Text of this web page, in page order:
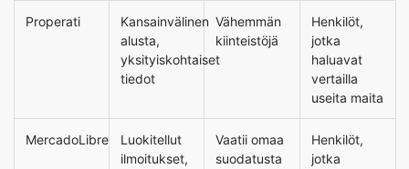
Properati
Kansainvälinen
alusta,
yksityiskohtaiset
tiedot
Vähemmän
kiinteistöjä
Henkilöt,
jotka
haluavat
vertailla
useita maita
MercadoLibre
Luokitellut
ilmoitukset,
Vaatii omaa
suodatusta
Henkilöt,
jotka